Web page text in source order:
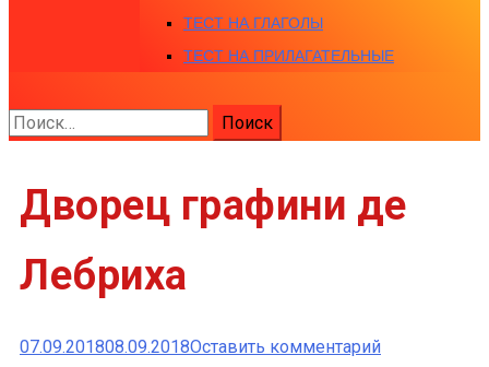
ТЕСТ НА ГЛАГОЛЫ
ТЕСТ НА ПРИЛАГАТЕЛЬНЫЕ
Найти:
Дворец графини де
Лебриха
07.09.201808.09.2018Оставить комментарийк